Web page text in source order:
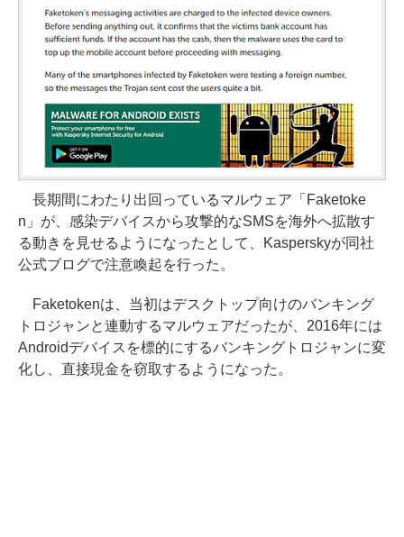
長期間にわたり出回っているマルウェア「Faketoke
n」が、感染デバイスから攻撃的なSMSを海外へ拡散す
る動きを見せるようになったとして、Kasperskyが同社
公式ブログで注意喚起を行った。
Faketokenは、当初はデスクトップ向けのバンキング
トロジャンと連動するマルウェアだったが、2016年には
Androidデバイスを標的にするバンキングトロジャンに変
化し、直接現金を窃取するようになった。